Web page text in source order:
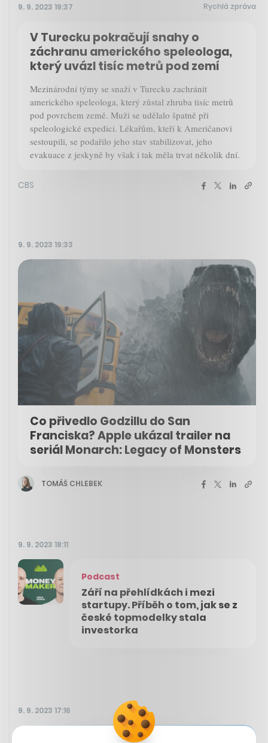
9. 9. 2023 19:37 Rychlá zpráva
V Turecku pokračují snahy o
záchranu amerického speleologa,
který uvázl tisíc metrů pod zemí
Mezinárodní týmy se snaží v Turecku zachránit
amerického speleologa, který zůstal zhruba tisíc metrů
pod povrchem země. Muži se udělalo špatně při
speleologické expedici. Lékařům, kteří k Američanovi
sestoupili, se podařilo jeho stav stabilizovat, jeho
evakuace z jeskyně by však i tak měla trvat několik dní.
CBS
9. 9. 2023 19:33
Co přivedlo Godzillu do San
Franciska? Apple ukázal trailer na
seriál Monarch: Legacy of Monsters
TOMÁŠ CHLEBEK
9. 9. 2023 18:11
Podcast
Září na přehlídkách i mezi
startupy. Příběh o tom, jak se z
české topmodelky stala
investorka
9. 9. 2023 17:16